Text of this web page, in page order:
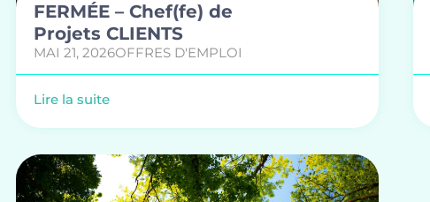
FERMÉE – Chef(fe) de
Projets CLIENTS
MAI 21, 2026OFFRES D'EMPLOI
Lire la suite